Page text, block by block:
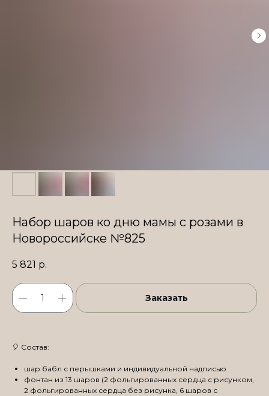
Набор шаров ко дню мамы с розами в
Новороссийске №825
5 821 р.
Заказать
🎈 Состав:
шар бабл с перышками и индивидуальной надписью
фонтан из 13 шаров (2 фольгированных сердца с рисунком,
2 фольгированных сердца без рисунка, 6 шаров с